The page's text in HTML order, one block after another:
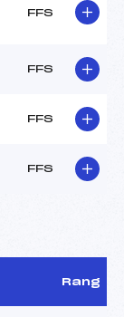
FFS
FFS
FFS
FFS
Rang